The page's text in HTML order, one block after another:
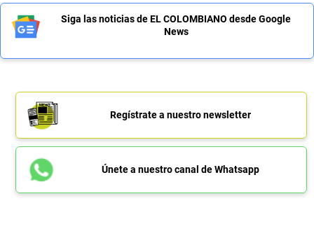
Siga las noticias de EL COLOMBIANO desde Google
News
Regístrate a nuestro newsletter
Únete a nuestro canal de Whatsapp